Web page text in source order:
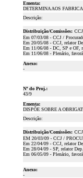
Ementa:
DETERMINA AOS
Descrição:
Distribuição/Comissões:
Em 07/03/08 - CCJ /
Em 20/05/08 - CCJ, relator
Em 11/06/08 - DC, SP e OF,
Em 11/06/08 - Plenário,
Anexo:
-
Nº do Proj.:
43/9
Ementa:
DISPÕE SOBRE A
Descrição:
Distribuição/Comissões: CCJ
EM 20/03/09 - CCJ /
Em 22/04/09 - CCJ, relator
Em 28/04/09 - SP, relator
Em 06/05/09 - Plenário,
Anexo:
-